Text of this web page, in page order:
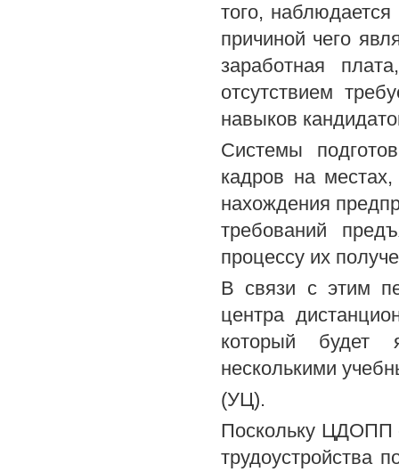
того,
причиной чего
заработная
отсутствием
навыков
Системы
кадров на
нахождения
требований
процессу их
В связи с этим
центра
который будет
несколькими
(УЦ).
Поскольку ЦДОПП
трудоустройства